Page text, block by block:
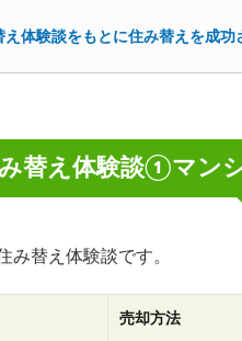
え体験談をもとに住み替えを成功
替え体験談①マン
み替え体験談です。
売却方法